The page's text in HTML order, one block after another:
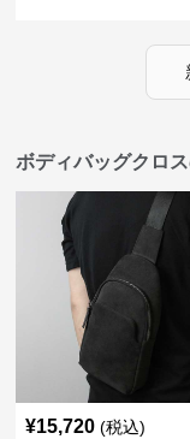
ボディバッグクロ
¥15,720 (税込)